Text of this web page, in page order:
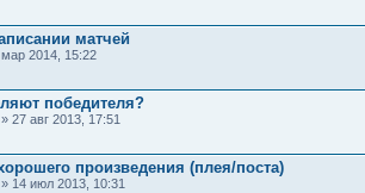
матчей
2014, 15:22
победителя?
» 27 авг 2013, 17:51
произведения (плея/поста)
» 14 июл 2013, 10:31